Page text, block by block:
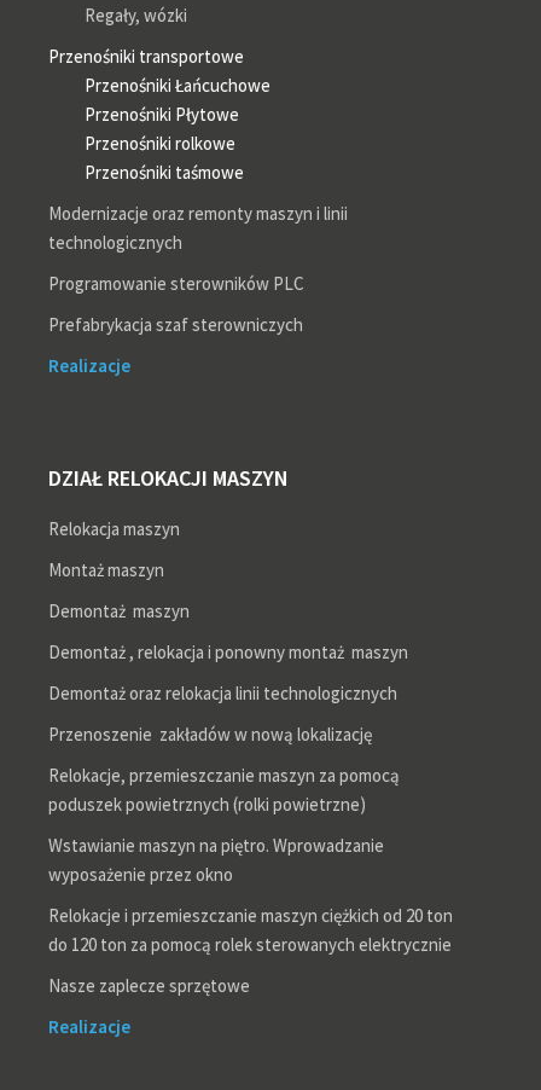
Regały, wózki
Przenośniki transportowe
Przenośniki Łańcuchowe
Przenośniki Płytowe
Przenośniki rolkowe
Przenośniki taśmowe
Modernizacje oraz remonty maszyn i linii
technologicznych
Programowanie sterowników PLC
Prefabrykacja szaf sterowniczych
Realizacje
DZIAŁ RELOKACJI MASZYN
Relokacja maszyn
Montaż maszyn
Demontaż maszyn
Demontaż , relokacja i ponowny montaż maszyn
Demontaż oraz relokacja linii technologicznych
Przenoszenie zakładów w nową lokalizację
Relokacje, przemieszczanie maszyn za pomocą
poduszek powietrznych (rolki powietrzne)
Wstawianie maszyn na piętro. Wprowadzanie
wyposażenie przez okno
Relokacje i przemieszczanie maszyn ciężkich od 20 ton
do 120 ton za pomocą rolek sterowanych elektrycznie
Nasze zaplecze sprzętowe
Realizacje